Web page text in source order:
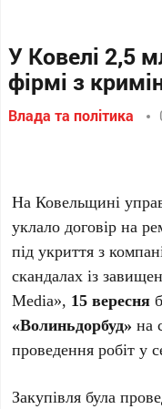
У Ковелі 2,5
фірмі з
Влада та політика
На Ковельщині
уклало договір на
під укриття з
скандалах із
Media», 15 вересня
«Волиньдорбуд» на
проведення робіт у
Закупівля була